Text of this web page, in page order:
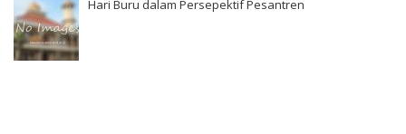
Hari Buru dalam Persepektif Pesantren